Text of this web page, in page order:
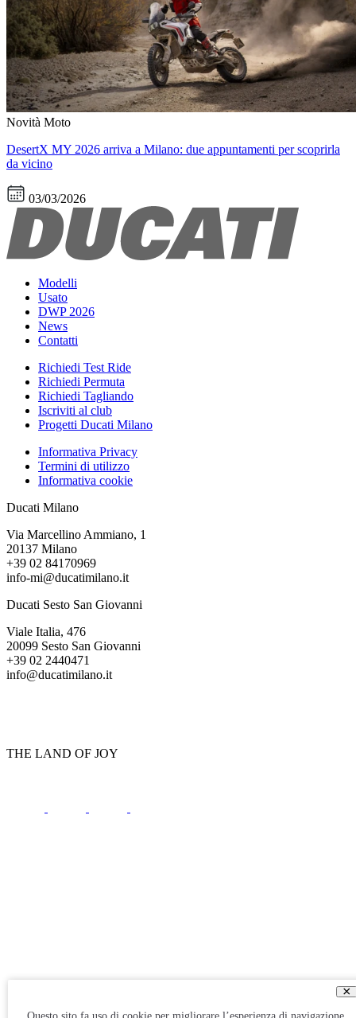
Novità Moto
DesertX MY 2026 arriva a Milano: due appuntamenti per scoprirla
da vicino
03/03/2026
Modelli
Usato
DWP 2026
News
Contatti
Richiedi Test Ride
Richiedi Permuta
Richiedi Tagliando
Iscriviti al club
Progetti Ducati Milano
Informativa Privacy
Termini di utilizzo
Informativa cookie
Ducati Milano
Via Marcellino Ammiano, 1
20137 Milano
+39 02 84170969
info-mi@ducatimilano.it
Ducati Sesto San Giovanni
Viale Italia, 476
20099 Sesto San Giovanni
+39 02 2440471
info@ducatimilano.it
THE LAND OF JOY
×